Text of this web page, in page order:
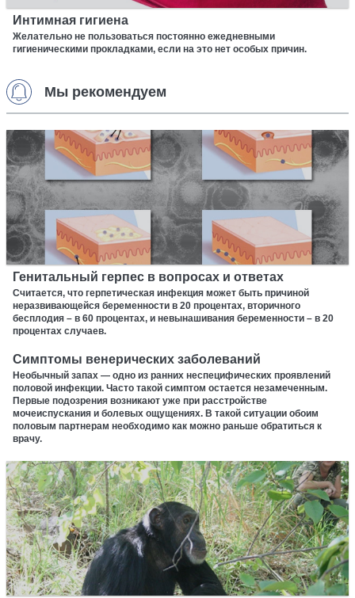
Интимная гигиена
Желательно не пользоваться постоянно ежедневными
гигиеническими прокладками, если на это нет особых причин.
Мы рекомендуем
Генитальный герпес в вопросах и ответах
Считается, что герпетическая инфекция может быть причиной
неразвивающейся беременности в 20 процентах, вторичного
бесплодия – в 60 процентах, и невынашивания беременности – в 20
процентах случаев.
Симптомы венерических заболеваний
Необычный запах — одно из ранних неспецифических проявлений
половой инфекции. Часто такой симптом остается незамеченным.
Первые подозрения возникают уже при расстройстве
мочеиспускания и болевых ощущениях. В такой ситуации обоим
половым партнерам необходимо как можно раньше обратиться к
врачу.